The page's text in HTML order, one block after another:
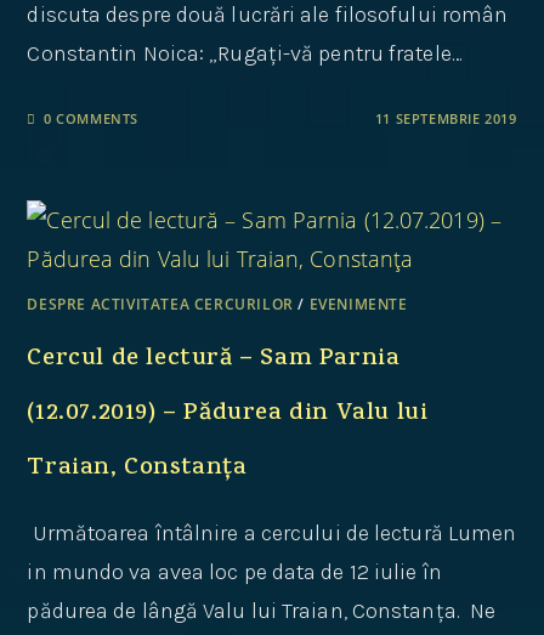
discuta despre două lucrări ale filosofului român
Constantin Noica: „Rugați-vă pentru fratele…
0 COMMENTS 11 SEPTEMBRIE 2019
DESPRE ACTIVITATEA CERCURILOR / EVENIMENTE
Cercul de lectură – Sam Parnia
(12.07.2019) – Pădurea din Valu lui
Traian, Constanța
Următoarea întâlnire a cercului de lectură Lumen
in mundo va avea loc pe data de 12 iulie în
pădurea de lângă Valu lui Traian, Constanța. Ne